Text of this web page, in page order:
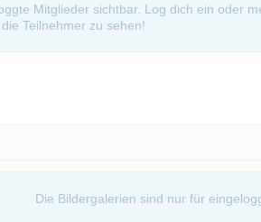
Mitglieder sichtbar. Log dich ein oder
Teilnehmer zu sehen!
Die Bildergalerien sind nur für